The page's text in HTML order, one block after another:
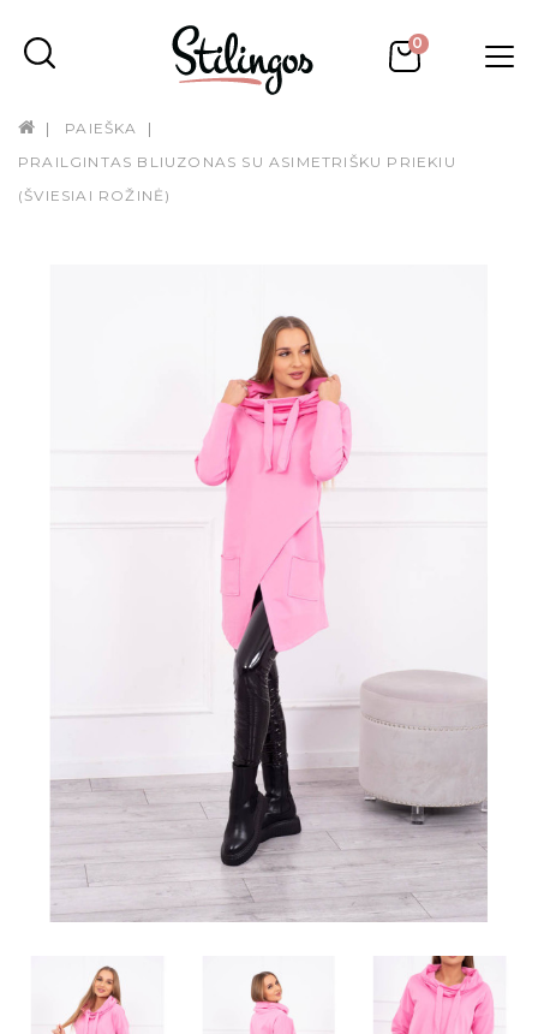
0
PAIEŠKA
PRAILGINTAS BLIUZONAS SU ASIMETRIŠKU PRIEKIU
(ŠVIESIAI ROŽINĖ)